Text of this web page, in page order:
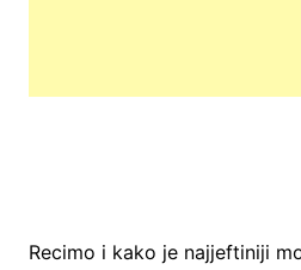
Recimo i kako je najjeftiniji